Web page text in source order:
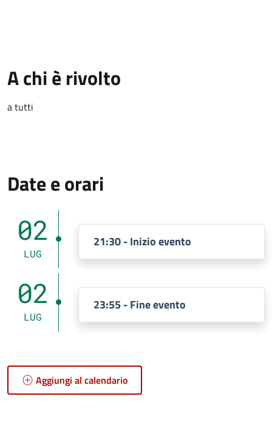
A chi è rivolto
a tutti
Date e orari
02
LUG
21:30 - Inizio evento
02
LUG
23:55 - Fine evento
Aggiungi al calendario